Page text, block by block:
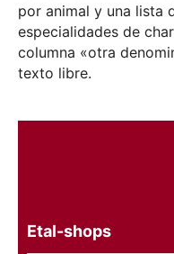
por animal y una lista
especialidades de
columna «otra
texto libre.
Etal-shops